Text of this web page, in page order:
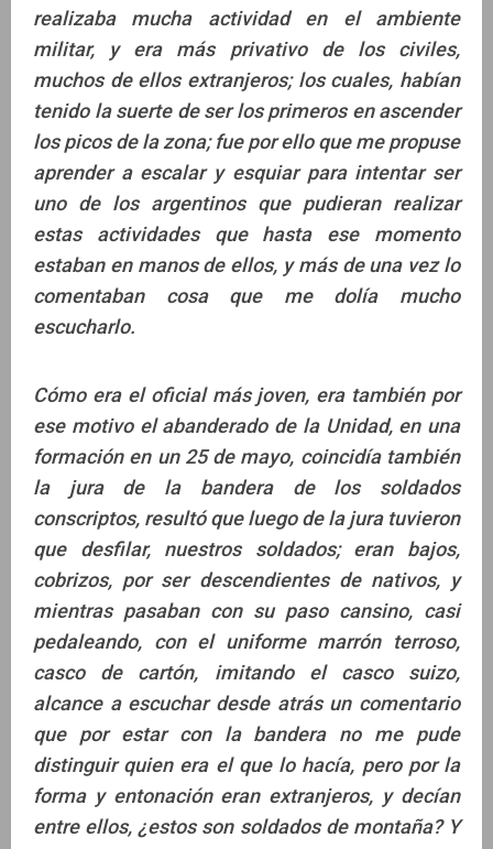
realizaba mucha actividad en el ambiente
militar, y era más privativo de los civiles,
muchos de ellos extranjeros; los cuales, habían
tenido la suerte de ser los primeros en ascender
los picos de la zona; fue por ello que me propuse
aprender a escalar y esquiar para intentar ser
uno de los argentinos que pudieran realizar
estas actividades que hasta ese momento
estaban en manos de ellos, y más de una vez lo
comentaban cosa que me dolía mucho
escucharlo.
Cómo era el oficial más joven, era también por
ese motivo el abanderado de la Unidad, en una
formación en un 25 de mayo, coincidía también
la jura de la bandera de los soldados
conscriptos, resultó que luego de la jura tuvieron
que desfilar, nuestros soldados; eran bajos,
cobrizos, por ser descendientes de nativos, y
mientras pasaban con su paso cansino, casi
pedaleando, con el uniforme marrón terroso,
casco de cartón, imitando el casco suizo,
alcance a escuchar desde atrás un comentario
que por estar con la bandera no me pude
distinguir quien era el que lo hacía, pero por la
forma y entonación eran extranjeros, y decían
entre ellos, ¿estos son soldados de montaña? Y